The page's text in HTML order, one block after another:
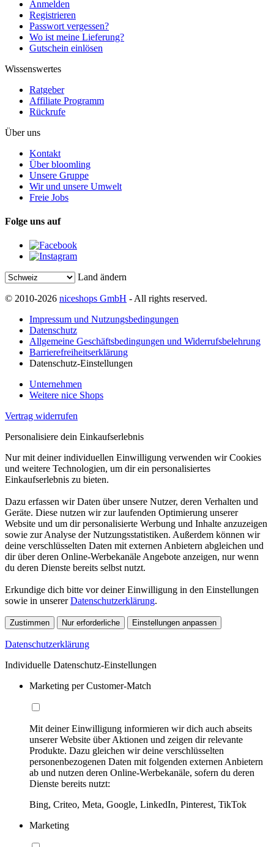
Anmelden
Registrieren
Passwort vergessen?
Wo ist meine Lieferung?
Gutschein einlösen
Wissenswertes
Ratgeber
Affiliate Programm
Rückrufe
Über uns
Kontakt
Über bloomling
Unsere Gruppe
Wir und unsere Umwelt
Freie Jobs
Folge uns auf
Land ändern
© 2010-2026 niceshops GmbH - All rights reserved.
Impressum und Nutzungsbedingungen
Datenschutz
Allgemeine Geschäftsbedingungen und Widerrufsbelehrung
Barrierefreiheitserklärung
Datenschutz-Einstellungen
Unternehmen
Weitere nice Shops
Vertrag widerrufen
Personalisiere dein Einkaufserlebnis
Nur mit deiner individuellen Einwilligung verwenden wir Cookies
und weitere Technologien, um dir ein personalisiertes
Einkaufserlebnis zu bieten.
Dazu erfassen wir Daten über unsere Nutzer, deren Verhalten und
Geräte. Diese nutzen wir zur laufenden Optimierung unserer
Website und um dir personalisierte Werbung und Inhalte anzuzeigen
sowie zur Analyse der Nutzungsstatistiken. Außerdem können wir
deine verschlüsselten Daten mit externen Anbietern abgleichen und
dir über deren Online-Werbekanäle Angebote anzeigen, nur wenn
du deren Dienste bereits selbst nutzt.
Erkundige dich bitte vor deiner Einwilligung in den Einstellungen
sowie in unsererDatenschutzerklärung.
Zustimmen Nur erforderliche Einstellungen anpassen
Datenschutzerklärung
Individuelle Datenschutz-Einstellungen
Marketing per Customer-Match
Mit deiner Einwilligung informieren wir dich auch abseits
unserer Website über Aktionen und zeigen dir relevante
Produkte. Dazu gleichen wir deine verschlüsselten
personenbezogenen Daten mit folgenden externen Anbietern
ab und nutzen deren Online-Werbekanäle, sofern du deren
Dienste bereits nutzt:
Bing, Criteo, Meta, Google, LinkedIn, Pinterest, TikTok
Marketing